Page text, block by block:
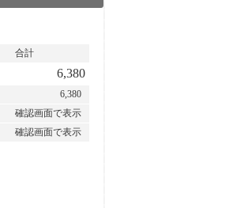
合計
6,380
6,380
確認画面で表示
確認画面で表示